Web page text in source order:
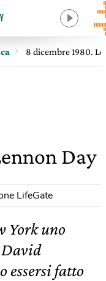
8 dicembre 1980.
Day
LifeGate
York uno
essersi fatto